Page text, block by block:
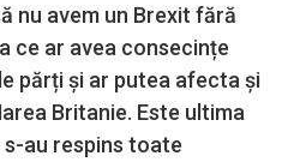
nu avem un Brexit fără
ce ar avea consecințe
părți și ar putea afecta și
Britanie. Este ultima
au respins toate